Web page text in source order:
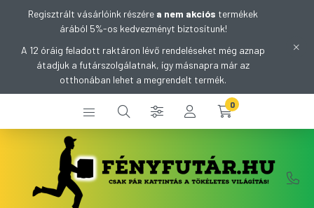
Regisztrált vásárlóink részére a nem akciós termékek
árából 5%-os kedvezményt biztosítunk!
A 12 óráig feladott raktáron lévő rendeléseket még aznap
átadjuk a futárszolgálatnak, így másnapra már az
otthonában lehet a megrendelt termék.
0